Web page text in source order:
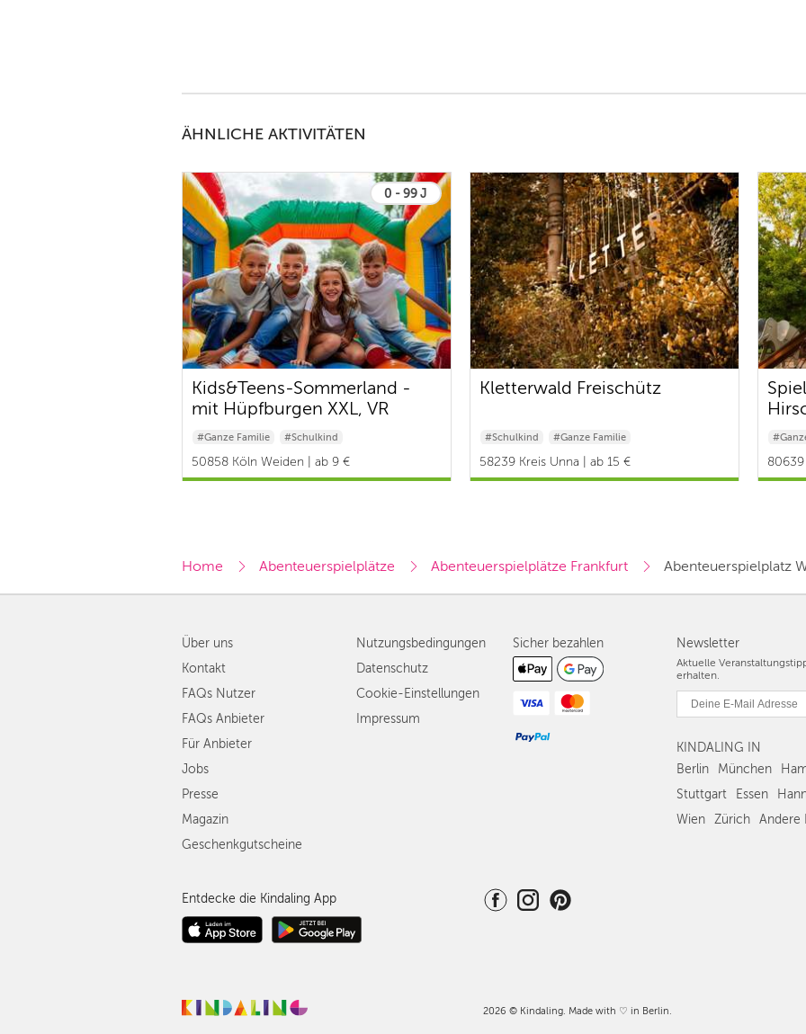
ÄHNLICHE AKTIVITÄTEN
0 - 99 J
Kids&Teens-Sommerland -
mit Hüpfburgen XXL, VR
Escape & DIY
#Ganze Familie
#Schulkind
#Baby & Kleinkind
50858 Köln Weiden | ab 9 €
Kletterwald Freischütz
#Schulkind #Ganze Familie
58239 Kreis Unna | ab 15 €
Home Abenteuerspielplätze Abenteuerspielplätze Frankfurt Abenteuerspielplatz
Newsletter
Aktuelle
erhalten.
KINDALING IN
Berlin
München
Stuttgart
Essen
Wien
Zürich Andere
Über uns
Kontakt
FAQs Nutzer
FAQs Anbieter
Für Anbieter
Jobs
Presse
Magazin
Geschenkgutscheine
Nutzungsbedingungen
Datenschutz
Cookie-Einstellungen
Impressum
Sicher bezahlen
Entdecke die Kindaling App
2026 © Kindaling. Made with ♡ in Berlin.